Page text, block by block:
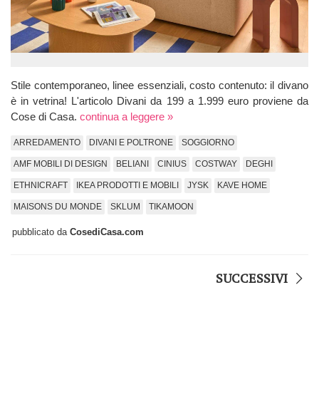
Stile contemporaneo, linee essenziali, costo contenuto: il divano
è in vetrina! L'articolo Divani da 199 a 1.999 euro proviene da
Cose di Casa. continua a leggere »
ARREDAMENTO DIVANI E POLTRONE SOGGIORNO
AMF MOBILI DI DESIGN BELIANI CINIUS COSTWAY DEGHI
ETHNICRAFT IKEA PRODOTTI E MOBILI JYSK KAVE HOME
MAISONS DU MONDE SKLUM TIKAMOON
pubblicato da CosediCasa.com
SUCCESSIVI